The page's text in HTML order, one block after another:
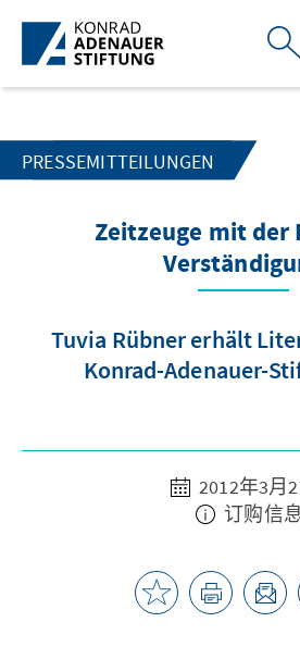
跳转到主内容
PRESSEMITTEILUNGEN
Zeitzeuge mit der
Tuvia Rübner erhält
Konrad-Adenauer-
2012年3月
订购信